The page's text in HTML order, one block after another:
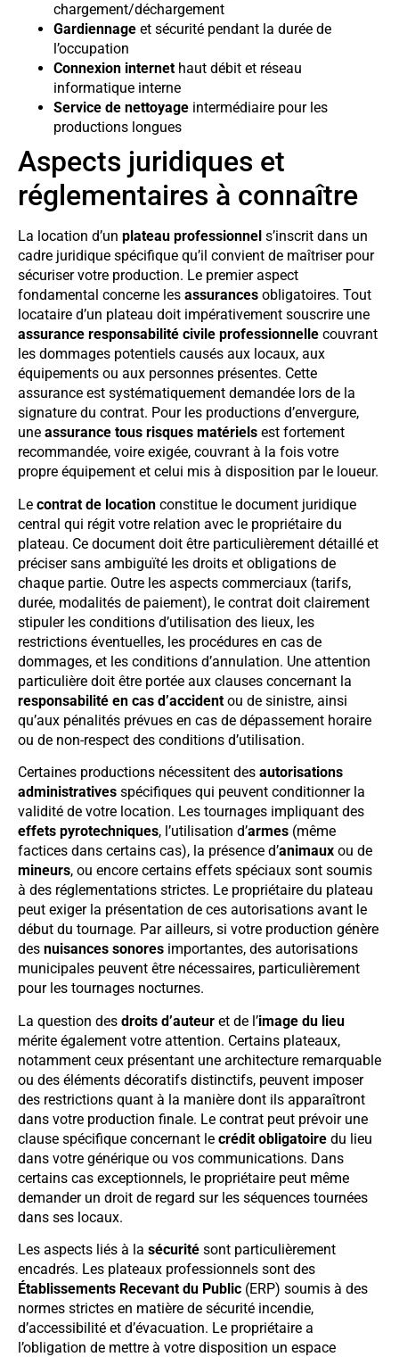
chargement/déchargement
Gardiennage et sécurité pendant la durée de
l’occupation
Connexion internet haut débit et réseau
informatique interne
Service de nettoyage intermédiaire pour les
productions longues
Aspects juridiques et
réglementaires à connaître
La location d’un plateau professionnel s’inscrit dans un
cadre juridique spécifique qu’il convient de maîtriser pour
sécuriser votre production. Le premier aspect
fondamental concerne les assurances obligatoires. Tout
locataire d’un plateau doit impérativement souscrire une
assurance responsabilité civile professionnelle couvrant
les dommages potentiels causés aux locaux, aux
équipements ou aux personnes présentes. Cette
assurance est systématiquement demandée lors de la
signature du contrat. Pour les productions d’envergure,
une assurance tous risques matériels est fortement
recommandée, voire exigée, couvrant à la fois votre
propre équipement et celui mis à disposition par le loueur.
Le contrat de location constitue le document juridique
central qui régit votre relation avec le propriétaire du
plateau. Ce document doit être particulièrement détaillé et
préciser sans ambiguïté les droits et obligations de
chaque partie. Outre les aspects commerciaux (tarifs,
durée, modalités de paiement), le contrat doit clairement
stipuler les conditions d’utilisation des lieux, les
restrictions éventuelles, les procédures en cas de
dommages, et les conditions d’annulation. Une attention
particulière doit être portée aux clauses concernant la
responsabilité en cas d’accident ou de sinistre, ainsi
qu’aux pénalités prévues en cas de dépassement horaire
ou de non-respect des conditions d’utilisation.
Certaines productions nécessitent des autorisations
administratives spécifiques qui peuvent conditionner la
validité de votre location. Les tournages impliquant des
effets pyrotechniques, l’utilisation d’armes (même
factices dans certains cas), la présence d’animaux ou de
mineurs, ou encore certains effets spéciaux sont soumis
à des réglementations strictes. Le propriétaire du plateau
peut exiger la présentation de ces autorisations avant le
début du tournage. Par ailleurs, si votre production génère
des nuisances sonores importantes, des autorisations
municipales peuvent être nécessaires, particulièrement
pour les tournages nocturnes.
La question des droits d’auteur et de l’image du lieu
mérite également votre attention. Certains plateaux,
notamment ceux présentant une architecture remarquable
ou des éléments décoratifs distinctifs, peuvent imposer
des restrictions quant à la manière dont ils apparaîtront
dans votre production finale. Le contrat peut prévoir une
clause spécifique concernant le crédit obligatoire du lieu
dans votre générique ou vos communications. Dans
certains cas exceptionnels, le propriétaire peut même
demander un droit de regard sur les séquences tournées
dans ses locaux.
Les aspects liés à la sécurité sont particulièrement
encadrés. Les plateaux professionnels sont des
Établissements Recevant du Public (ERP) soumis à des
normes strictes en matière de sécurité incendie,
d’accessibilité et d’évacuation. Le propriétaire a
l’obligation de mettre à votre disposition un espace